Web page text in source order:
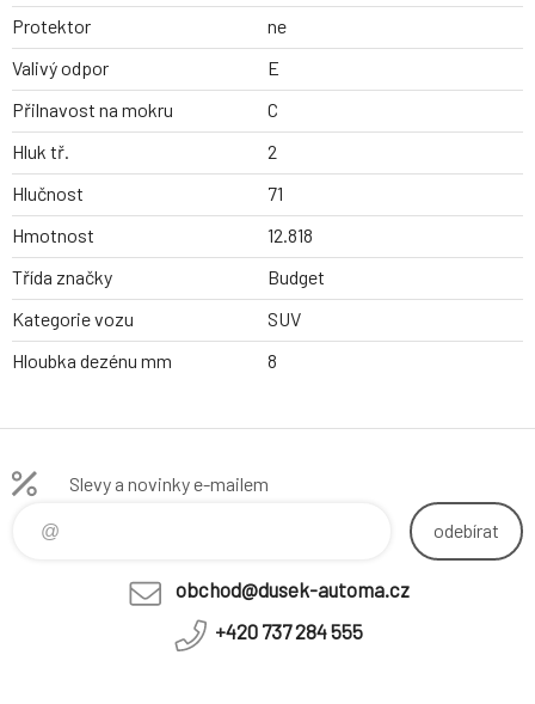
Protektor
ne
Valivý odpor
E
Přilnavost na mokru
C
Hluk tř.
2
Hlučnost
71
Hmotnost
12.818
Třída značky
Budget
Kategorie vozu
SUV
Hloubka dezénu mm
8
Slevy a novinky e-mailem
odebírat
obchod@dusek-automa.cz
+420 737 284 555